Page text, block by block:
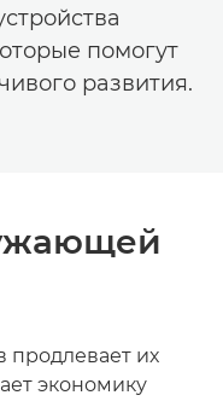
помогут
развития.
продлевает их
экономику